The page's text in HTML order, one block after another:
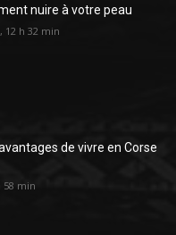
nuire à votre peau
12 h 32 min
de vivre en Corse
58 min